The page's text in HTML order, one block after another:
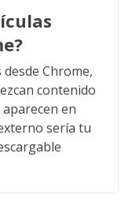
Chrome,
contenido
en
sería tu